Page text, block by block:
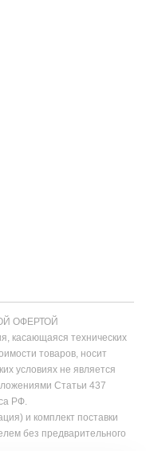
ОФЕРТОЙ
касающаяся технических
товаров, носит
условиях не является
Статьи 437
РФ.
и комплект поставки
без предварительного